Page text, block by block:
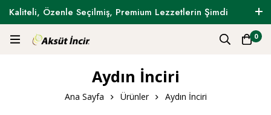
Kaliteli, Özenle Seçilmiş, Premium Lezzetlerin Şimdi
Tam Zamanı !
0
Aydın İnciri
Ana Sayfa Ürünler Aydın İnciri